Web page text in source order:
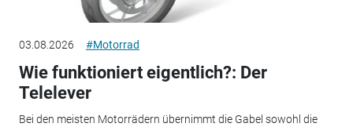
03.08.2026 #Motorrad
Wie funktioniert eigentlich?: Der
Telelever
Bei den meisten Motorrädern übernimmt die Gabel sowohl die